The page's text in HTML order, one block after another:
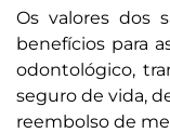
Os valores dos
benefícios para
odontológico,
seguro de vida,
reembolso de